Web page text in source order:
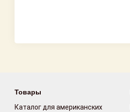
Товары
Каталог для американских